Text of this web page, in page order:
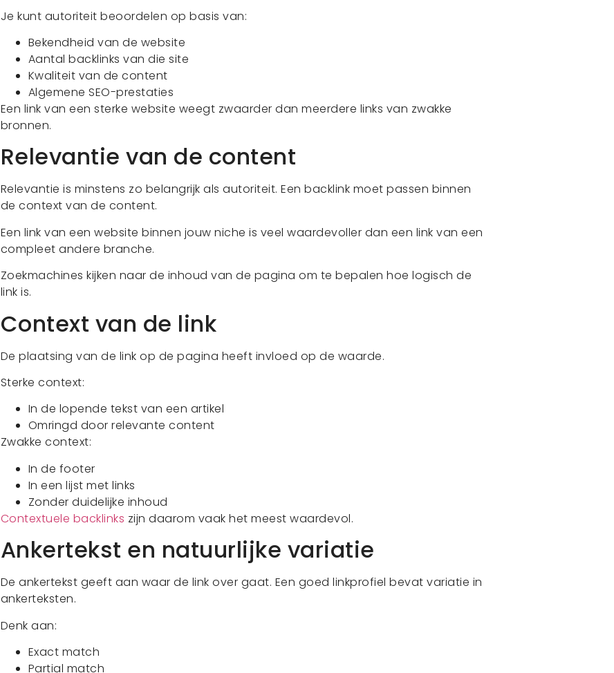
Je kunt autoriteit beoordelen op basis van:
Bekendheid van de website
Aantal backlinks van die site
Kwaliteit van de content
Algemene SEO-prestaties
Een link van een sterke website weegt zwaarder dan meerdere links van zwakke
bronnen.
Relevantie van de content
Relevantie is minstens zo belangrijk als autoriteit. Een backlink moet passen binnen
de context van de content.
Een link van een website binnen jouw niche is veel waardevoller dan een link van een
compleet andere branche.
Zoekmachines kijken naar de inhoud van de pagina om te bepalen hoe logisch de
link is.
Context van de link
De plaatsing van de link op de pagina heeft invloed op de waarde.
Sterke context:
In de lopende tekst van een artikel
Omringd door relevante content
Zwakke context:
In de footer
In een lijst met links
Zonder duidelijke inhoud
Contextuele backlinks zijn daarom vaak het meest waardevol.
Ankertekst en natuurlijke variatie
De ankertekst geeft aan waar de link over gaat. Een goed linkprofiel bevat variatie in
ankerteksten.
Denk aan:
Exact match
Partial match